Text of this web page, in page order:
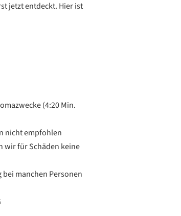
jetzt entdeckt. Hier ist
(4:20 Min.
nicht empfohlen
wir für Schäden keine
manchen Personen